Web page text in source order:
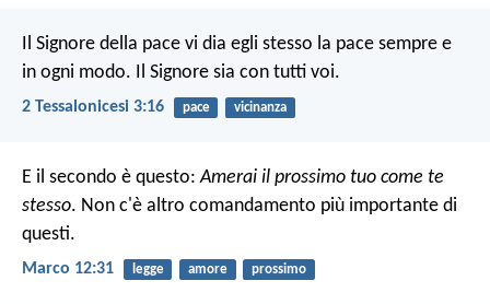
Il Signore della pace vi dia egli stesso la pace sempre e
in ogni modo. Il Signore sia con tutti voi.
2 Tessalonicesi 3:16 pace vicinanza
E il secondo è questo:Amerai il prossimo tuo come te
stesso. Non c'è altro comandamento più importante di
questi.
Marco 12:31 legge amore prossimo